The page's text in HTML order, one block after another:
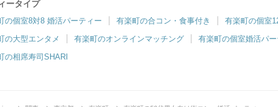
ータイプ
の個室8対8 婚活パーティー 有楽町の合コン・食事付き 有楽町の個室
の大型エンタメ
有楽町のオンラインマッチング 有楽町の個室婚活パ
の相席寿司SHARI